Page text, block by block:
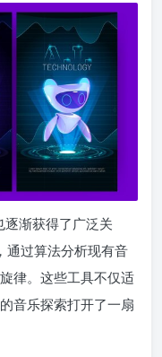
渐获得了广泛关
通过算法分析现有音
律。这些工具不仅适
音乐探索打开了一扇